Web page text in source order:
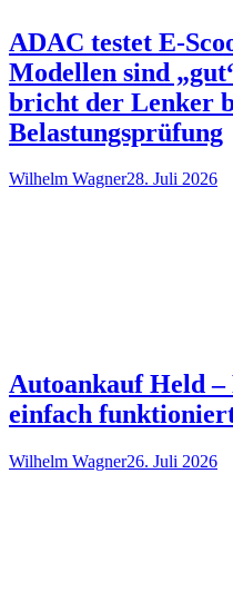
ADAC testet E-
Modellen sind
bricht der Lenker
Belastungsprüfung
Wilhelm Wagner28. Juli 2026
Autoankauf Held
einfach
Wilhelm Wagner26. Juli 2026